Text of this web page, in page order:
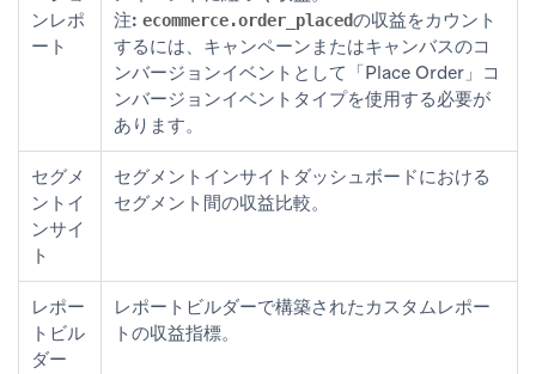
ンレポ
ート
注: ecommerce.order_placedの収益をカウント
するには、キャンペーンまたはキャンバスのコ
ンバージョンイベントとして「Place Order」コ
ンバージョンイベントタイプを使用する必要が
あります。
セグメ
ントイ
ンサイ
ト
セグメントインサイトダッシュボードにおける
セグメント間の収益比較。
レポー
トビル
ダー
レポートビルダーで構築されたカスタムレポー
トの収益指標。